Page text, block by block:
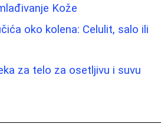
Kože
oko kolena: Celulit, salo ili
za telo za osetljivu i suvu